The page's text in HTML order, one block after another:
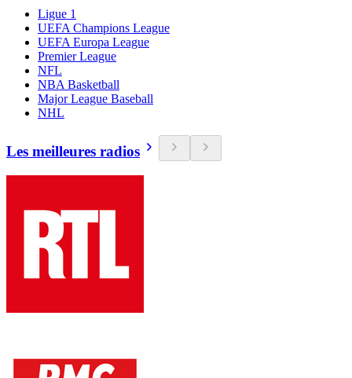
Ligue 1
UEFA Champions League
UEFA Europa League
Premier League
NFL
NBA Basketball
Major League Baseball
NHL
Les meilleures radios